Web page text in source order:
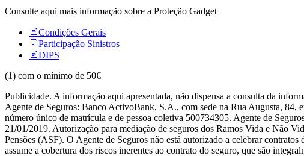
Consulte aqui mais informação sobre a Proteção Gadget
Condições Gerais
Participação Sinistros
DIPS
(1) com o mínimo de 50€
Publicidade. A informação aqui apresentada, não dispensa a consulta da
Agente de Seguros: Banco ActivoBank, S.A., com sede na Rua Augusta,
número único de matrícula e de pessoa coletiva 500734305. Agente de
21/01/2019. Autorização para mediação de seguros dos Ramos Vida e Não
Pensões (ASF). O Agente de Seguros não está autorizado a celebrar
assume a cobertura dos riscos inerentes ao contrato do seguro, que são